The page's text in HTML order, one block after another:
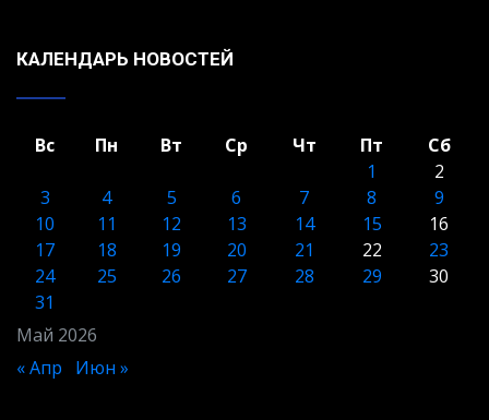
КАЛЕНДАРЬ НОВОСТЕЙ
Май 2026
Вс Пн Вт Ср Чт Пт
Сб
1
2
3
4 5 6 7 8
9
10
11 12 13 14 15
16
17
18 19 20 21 22
23
24
25 26 27 28 29
30
31
« Апр Июн »